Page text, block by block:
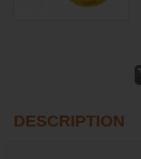
DESCRIPTION